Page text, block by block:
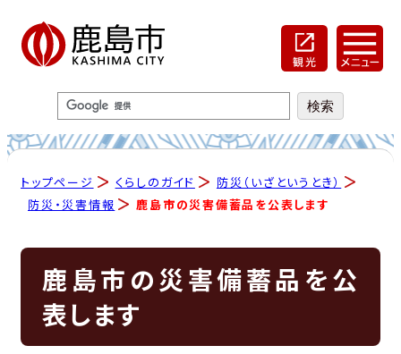
トップページ くらしのガイド
防災（いざというとき）
防災・災害情報
鹿島市の災害備蓄品を公表します
鹿島市の災害備蓄品を公
表します